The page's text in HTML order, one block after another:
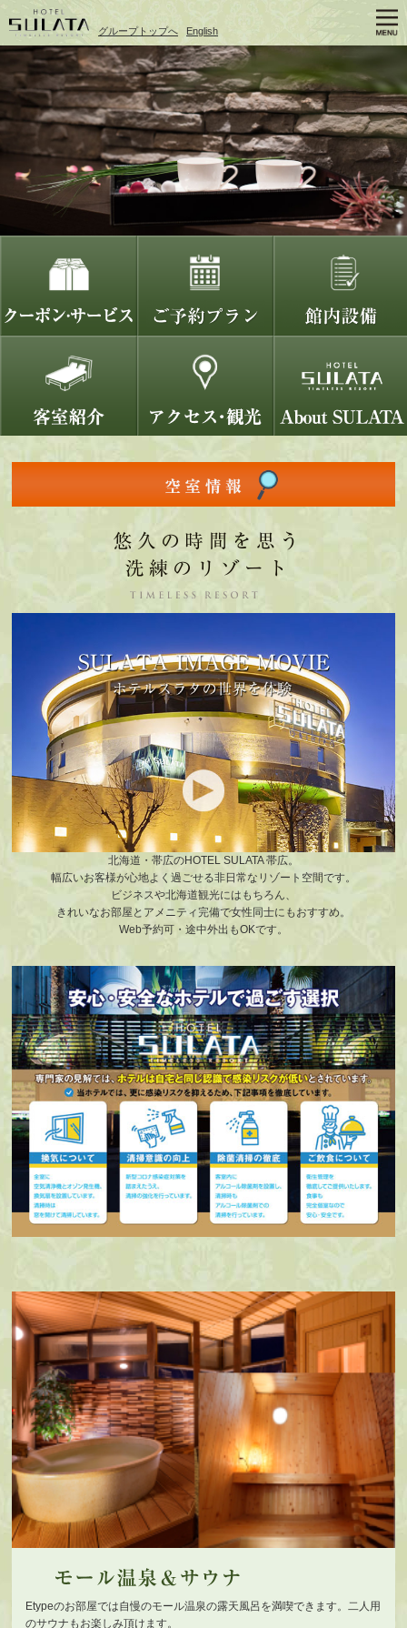
グループトップへ English
北海道・帯広のHOTEL SULATA 帯広。
幅広いお客様が心地よく過ごせる非日常なリゾート空間です。
ビジネスや北海道観光にはもちろん、
きれいなお部屋とアメニティ完備で女性同士にもおすすめ。
Web予約可・途中外出もOKです。
Etypeのお部屋では自慢のモール温泉の露天風呂を満喫できます。二人用
のサウナもお楽しみ頂けます。